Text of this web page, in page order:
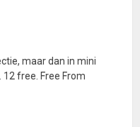
maar dan in mini
free. Free From